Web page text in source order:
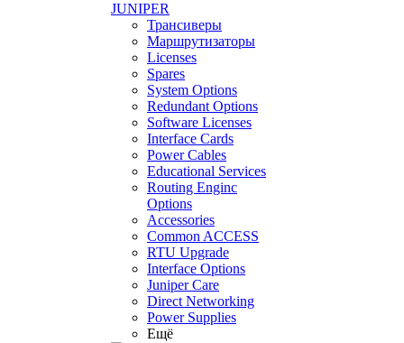
JUNIPER
Трансиверы
Маршрутизаторы
Licenses
Spares
System Options
Redundant Options
Software Licenses
Interface Cards
Power Cables
Educational Services
Routing Enginc
Options
Accessories
Common ACCESS
RTU Upgrade
Interface Options
Juniper Care
Direct Networking
Power Supplies
Ещё